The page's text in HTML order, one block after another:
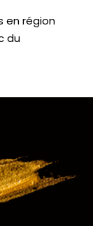
en région
du